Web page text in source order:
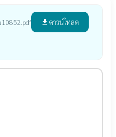
file_download ดาวน์โหลด